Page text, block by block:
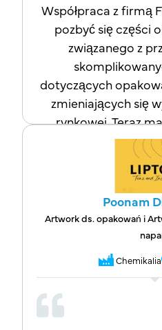
Współpraca z firmą
pozbyć się części
związanego z
dotyczących
zmieniających się
rynkowej. Teraz
pozostając w
jesteśmy w dobrych
firma również
w zrozumieniu
wymogów
opakowań, gorąco
jako
partnera w
Poonam
Artwork ds. opakowań i
Chemikalia